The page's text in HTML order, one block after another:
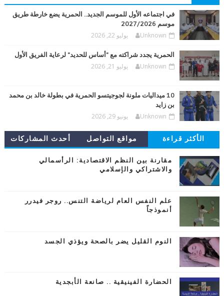
في اجتماعه الأول للموسم الجديد.. الحمرية يضع خارطة طريق
موسم 2027/2026
Unknown يوليو 22, 2026
الحمرية يجدد شراكته مع "أساس للحديد" لرعاية الفريق الأول
Unknown يوليو 21, 2026
10 ميداليات ملونة لجوجيتسو الحمرية في بطولة خالد بن محمد
بن زايد
Unknown يونيو 29, 2026
الأكثر قراءة مواقع التواصل أحدث المشاركات
مقارنة بين النظم الاقتصادية: الرأسمالي
والاشتراكي والإسلامي
علم النفس العام لرياضة التنس.. روجر فيدرر
أنموذجاً
النوم القليل يضر بالصحة ويؤذي الجسد
الحضارة الفينيقية .. صانعة الأبجدية